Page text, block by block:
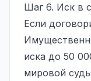
Шаг 6. Иск в
Если
иска до 50
мировой